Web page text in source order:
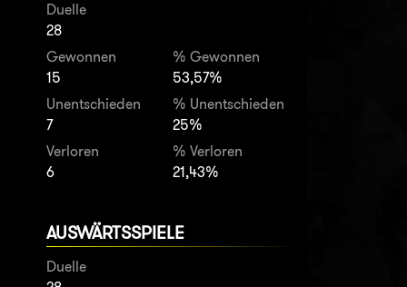
Duelle
28
Gewonnen
15
% Gewonnen
53,57%
Unentschieden
7
% Unentschieden
25%
Verloren
6
% Verloren
21,43%
AUSWÄRTSSPIELE
Duelle